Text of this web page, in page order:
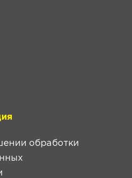
обработки